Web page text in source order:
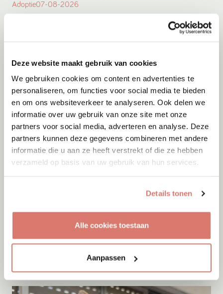
Deze website maakt gebruik van cookies
We gebruiken cookies om content en advertenties te
personaliseren, om functies voor social media te bieden
en om ons websiteverkeer te analyseren. Ook delen we
informatie over uw gebruik van onze site met onze
partners voor social media, adverteren en analyse. Deze
partners kunnen deze gegevens combineren met andere
informatie die u aan ze heeft verstrekt of die ze hebben
verzameld op basis van uw gebruik van hun services.
Details tonen
Alle cookies toestaan
Aanpassen
Adoptie07-08-2026
Adoptie06-08-2026
Cyprus